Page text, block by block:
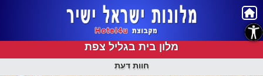
מלון בית בגליל צפת
חוות דעת
נגישות